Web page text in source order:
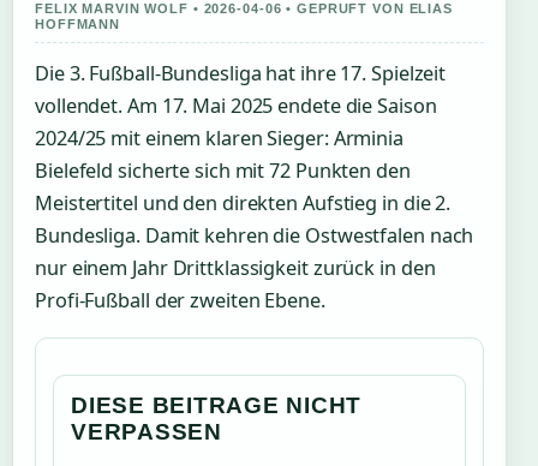
FELIX MARVIN WOLF • 2026-04-06 • GEPRUFT VON ELIAS
HOFFMANN
Die 3. Fußball-Bundesliga hat ihre 17. Spielzeit
vollendet. Am 17. Mai 2025 endete die Saison
2024/25 mit einem klaren Sieger: Arminia
Bielefeld sicherte sich mit 72 Punkten den
Meistertitel und den direkten Aufstieg in die 2.
Bundesliga. Damit kehren die Ostwestfalen nach
nur einem Jahr Drittklassigkeit zurück in den
Profi-Fußball der zweiten Ebene.
DIESE BEITRAGE NICHT
VERPASSEN